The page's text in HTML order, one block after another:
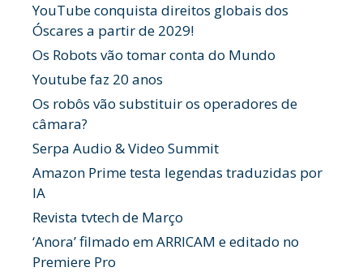
YouTube conquista direitos globais dos
Óscares a partir de 2029!
Os Robots vão tomar conta do Mundo
Youtube faz 20 anos
Os robôs vão substituir os operadores de
câmara?
Serpa Audio & Video Summit
Amazon Prime testa legendas traduzidas por
IA
Revista tvtech de Março
‘Anora’ filmado em ARRICAM e editado no
Premiere Pro